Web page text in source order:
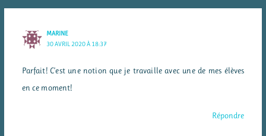
MARINE
30 AVRIL 2020 À 18:37
Parfait! C’est une notion que je travaille avec une de mes élèves
en ce moment!
Répondre